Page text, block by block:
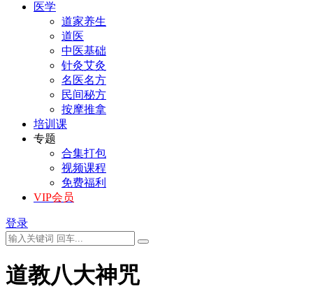
医学
道家养生
道医
中医基础
针灸艾灸
名医名方
民间秘方
按摩推拿
培训课
专题
合集打包
视频课程
免费福利
VIP会员
登录
道教八大神咒